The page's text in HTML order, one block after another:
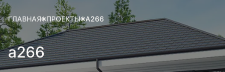
ГЛАВНАЯ ПРОЕКТЫ А266
а266